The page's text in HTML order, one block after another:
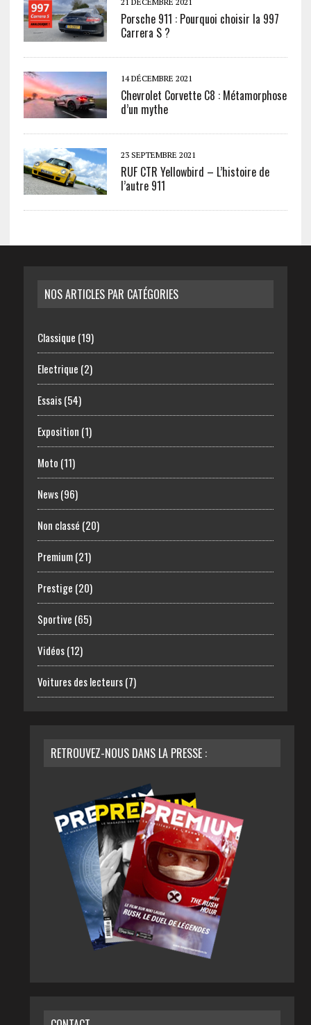
Porsche 911 : Pourquoi choisir la 997
Carrera S ?
14 DÉCEMBRE 2021
Chevrolet Corvette C8 : Métamorphose
d’un mythe
23 SEPTEMBRE 2021
RUF CTR Yellowbird – L’histoire de
l’autre 911
NOS ARTICLES PAR CATÉGORIES
Classique (19)
Electrique (2)
Essais(54)
Exposition (1)
Moto (11)
News(96)
Non classé (20)
Premium(21)
Prestige (20)
Sportive (65)
Vidéos(12)
Voitures des lecteurs(7)
RETROUVEZ-NOUS DANS LA PRESSE :